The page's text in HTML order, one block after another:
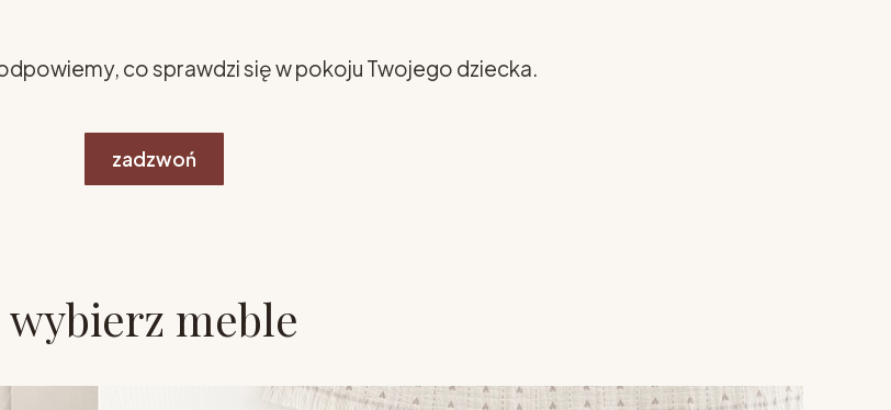
co sprawdzi się w pokoju Twojego dziecka.
zadzwoń
wybierz meble